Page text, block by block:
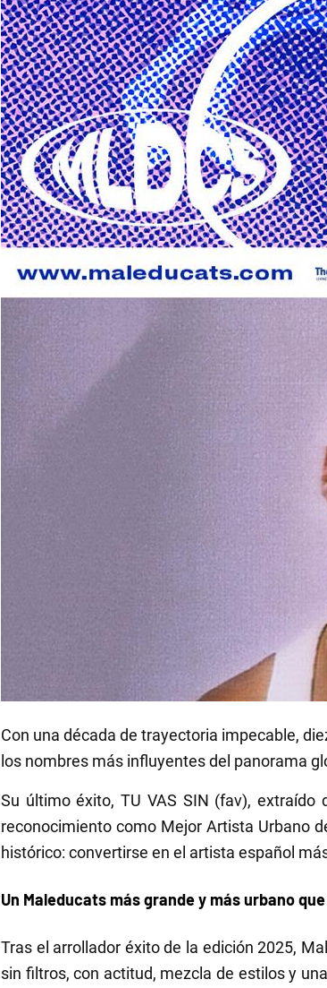
Con una década de trayectoria impecable,
los nombres más influyentes del panorama
Su último éxito, TU VAS SIN (fav), extraído
reconocimiento como Mejor Artista Urbano
histórico: convertirse en el artista español
Un Maleducats más grande y más urbano
Tras el arrollador éxito de la edición 2025,
sin filtros, con actitud, mezcla de estilos y